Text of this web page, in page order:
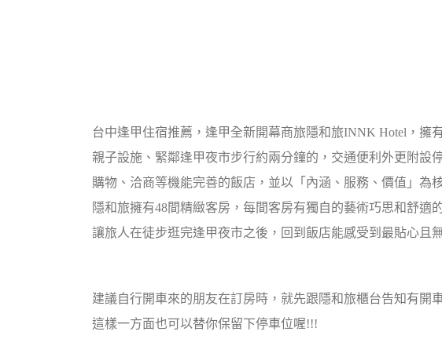
台中逢甲住宿推薦，逢甲全新開幕商旅隱和旅INNK Hotel，擁
親子設施、緊鄰逢甲夜市步行約兩分鐘的，交通便利外更附設
購物、洽商等機能完善的飯店，並以「內涵、服務、價值」為
隱和旅擁有48間精緻客房，每間客房有獨自的藝術巧思和舒適
讓旅人在徒步逛完逢甲夜市之後，回到飯店能感受到最貼心且
建議自行開車來的朋友在訂房時，就先跟隱和旅櫃台告知有開
這樣一方面也可以替你保留下停車位喔!!!